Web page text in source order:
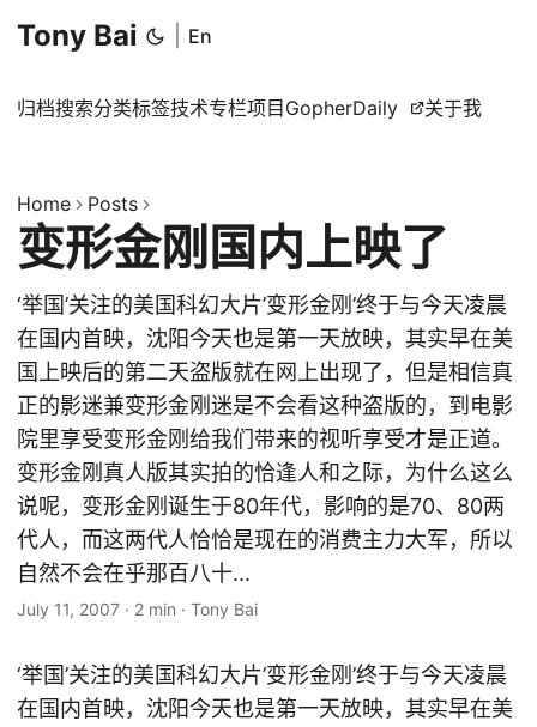
Tony Bai En
归档搜索分类标签技术专栏项目 GopherDaily 关于我
Home Posts
变形金刚国内上映了
‘举国’关注的美国科幻大片’变形金刚’终于与今天凌晨
在国内首映，沈阳今天也是第一天放映，其实早在美
国上映后的第二天盗版就在网上出现了，但是相信真
正的影迷兼变形金刚迷是不会看这种盗版的，到电影
院里享受变形金刚给我们带来的视听享受才是正道。
变形金刚真人版其实拍的恰逢人和之际，为什么这么
说呢，变形金刚诞生于80年代，影响的是70、80两
代人，而这两代人恰恰是现在的消费主力大军，所以
自然不会在乎那百八十...
July 11, 2007 · 2 min · Tony Bai
‘举国’关注的美国科幻大片’变形金刚’终于与今天凌晨
在国内首映，沈阳今天也是第一天放映，其实早在美